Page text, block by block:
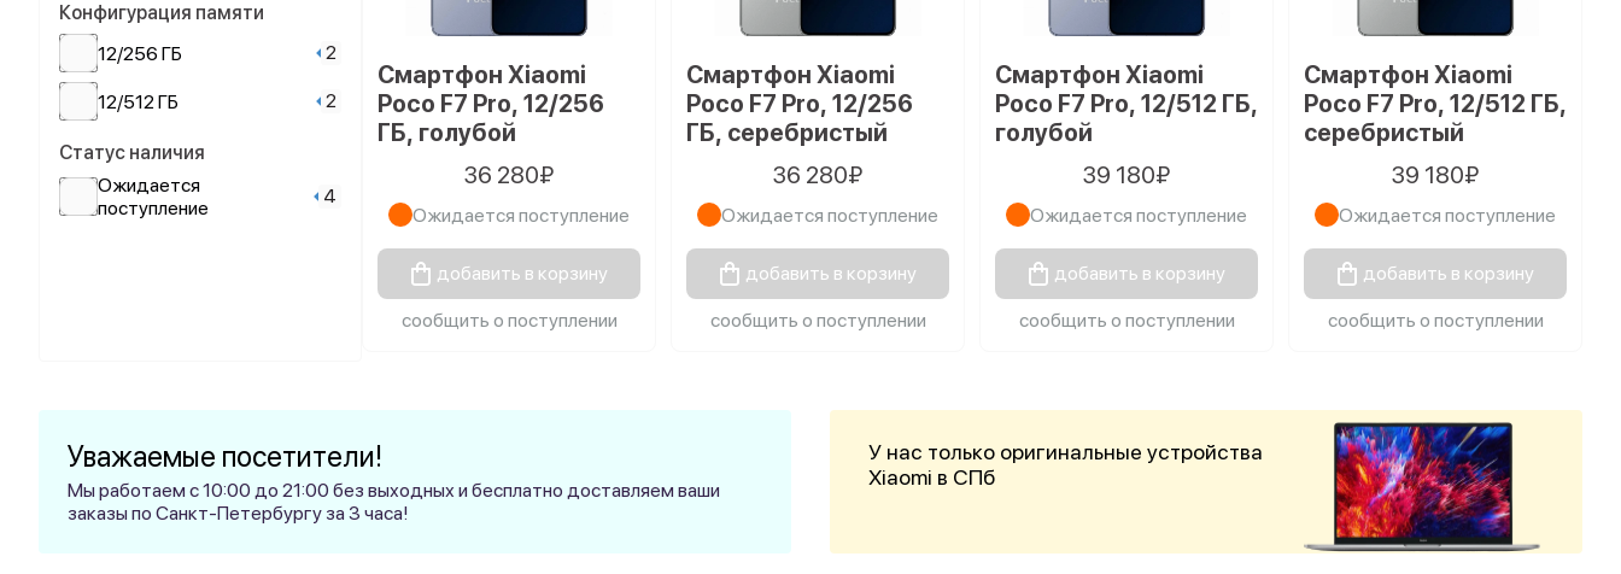
Конфигурация памяти
12/256 ГБ
2
12/512 ГБ 2
Статус наличия
Ожидается
поступление
4
Смартфон Xiaomi
Poco F7 Pro, 12/256
ГБ, голубой
36 280₽
Ожидается поступление
добавить в корзину
сообщить о поступлении
Смартфон Xiaomi
Poco F7 Pro, 12/256
ГБ, серебристый
36 280₽
Ожидается поступление
добавить в корзину
сообщить о поступлении
Смартфон Xiaomi
Poco F7 Pro, 12/512 ГБ,
голубой
39 180₽
Ожидается поступление
добавить в корзину
сообщить о поступлении
Смартфон Xiaomi
Poco F7 Pro, 12/512 ГБ,
серебристый
39 180₽
Ожидается поступление
добавить в корзину
сообщить о поступлении
Уважаемые посетители!
Мы работаем с 10:00 до 21:00 без выходных и бесплатно доставляем ваши
заказы по Санкт-Петербургу за 3 часа!
У нас только оригинальные устройства
Xiaomi в СПб